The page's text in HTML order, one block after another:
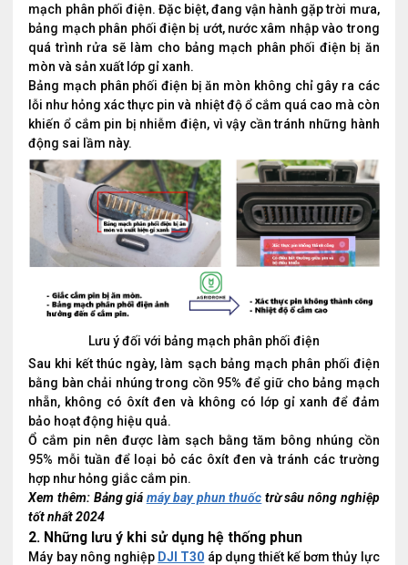
mạch phân phối điện. Đặc biệt, đang vận hành gặp trời mưa,
bảng mạch phân phối điện bị ướt, nước xâm nhập vào trong
quá trình rửa sẽ làm cho bảng mạch phân phối điện bị ăn
mòn và sản xuất lớp gỉ xanh.
Bảng mạch phân phối điện bị ăn mòn không chỉ gây ra các
lỗi như hỏng xác thực pin và nhiệt độ ổ cắm quá cao mà còn
khiến ổ cắm pin bị nhiễm điện, vì vậy cần tránh những hành
động sai lầm này.
Lưu ý đối với bảng mạch phân phối điện
Sau khi kết thúc ngày, làm sạch bảng mạch phân phối điện
bằng bàn chải nhúng trong cồn 95% để giữ cho bảng mạch
nhẵn, không có ôxít đen và không có lớp gỉ xanh để đảm
bảo hoạt động hiệu quả.
Ổ cắm pin nên được làm sạch bằng tăm bông nhúng cồn
95% mỗi tuần để loại bỏ các ôxít đen và tránh các trường
hợp như hỏng giắc cắm pin.
Xem thêm: Bảng giá máy bay phun thuốc trừ sâu nông nghiệp
tốt nhất 2024
2. Những lưu ý khi sử dụng hệ thống phun
Máy bay nông nghiệp DJI T30 áp dụng thiết kế bơm thủy lực